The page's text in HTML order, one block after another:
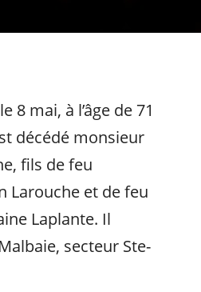
8 mai, à l’âge de 71
décédé monsieur
fils de feu
Larouche et de feu
Laplante. Il
secteur Ste-